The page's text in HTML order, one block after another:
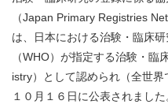
（Japan Primary Registries
は、日本における治験・臨床
（WHO）が指定する治験・
istry）として認められ（全世
１０月１６日に公表されました